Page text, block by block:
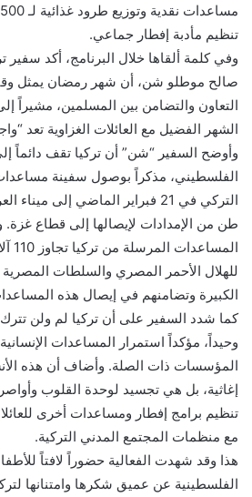
تنظيم مأدبة إفطار جماعي.
وفي كلمة ألقاها خلال البرنامج، أكد سفير
صالح موطلو شن، أن شهر رمضان يمثل وقتاً
التعاون والتضامن بين المسلمين، مشيراً
الشهر الفضيل مع العائلات الغزاوية تعد
وأوضح السفير “شن” أن تركيا تقف دائماً
الفلسطيني، مذكراً بوصول سفينة مساعدات
طن من الإمدادات لإيصالها إلى قطاع غزة.
للهلال الأحمر المصري والسلطات
الكبيرة وتضامنهم في إيصال هذه
كما شدد السفير على أن تركيا لم ولن
وحيداً، مؤكداً استمرار المساعدات الإنسانية
المؤسسات ذات الصلة. وأضاف أن هذه
إغاثية، بل هي تجسيد لوحدة القلوب وأواصر
تنظيم برامج إفطار ومساعدات أخرى
مع منظمات المجتمع المدني التركية.
هذا وقد شهدت الفعالية حضوراً لافتاً
الفلسطينية عن عميق شكرها وامتنانها